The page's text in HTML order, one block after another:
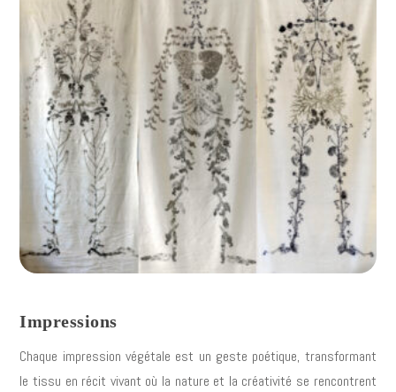
Impressions
Chaque impression végétale est un geste poétique, transformant
le tissu en récit vivant où la nature et la créativité se rencontrent